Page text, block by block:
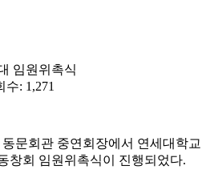
임원위촉식
수: 1,271
문회관 중연회장에서 연세대학교
창회 임원위촉식이 진행되었다.